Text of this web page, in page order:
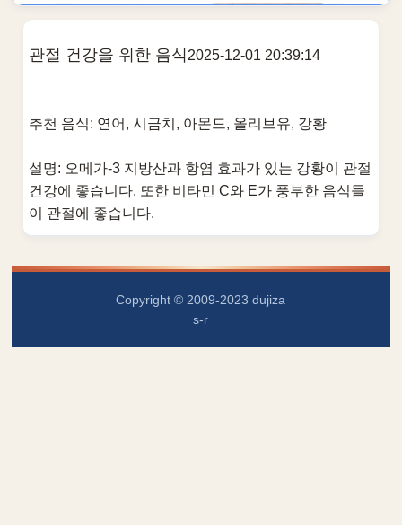
관절 건강을 위한 음식2025-12-01 20:39:14
추천 음식: 연어, 시금치, 아몬드, 올리브유, 강황
설명: 오메가-3 지방산과 항염 효과가 있는 강황이 관절
건강에 좋습니다. 또한 비타민 C와 E가 풍부한 음식들
이 관절에 좋습니다.
Copyright © 2009-2023 dujiza
s-r